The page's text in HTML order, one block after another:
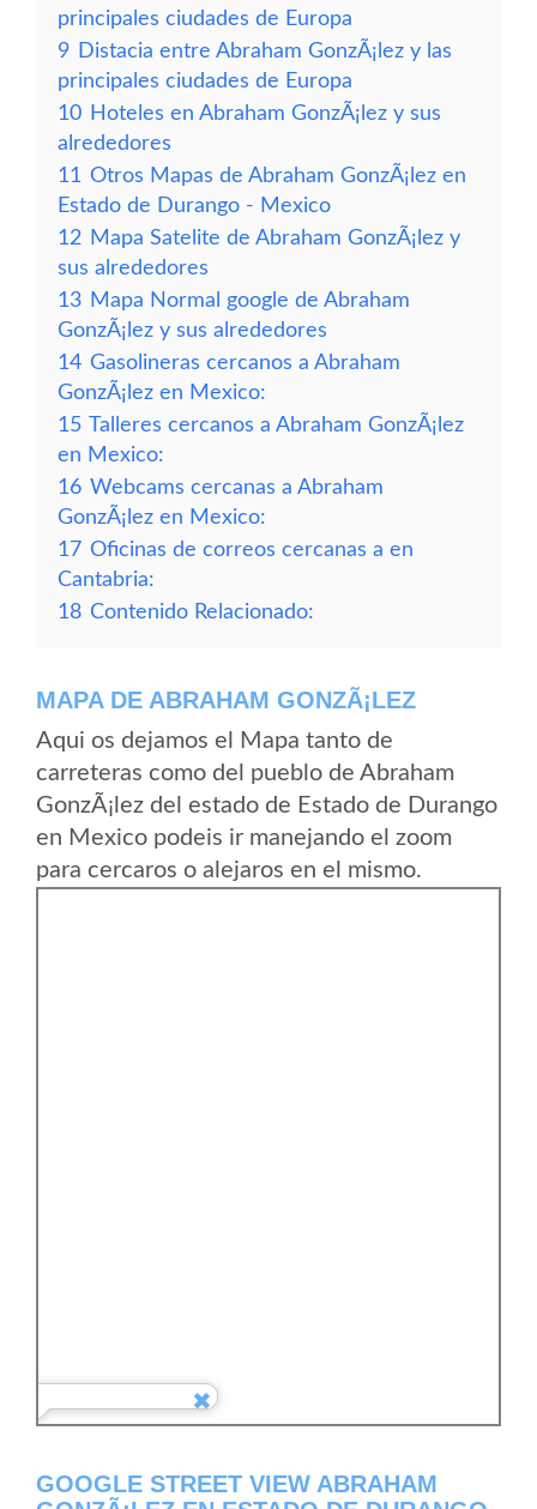
principales ciudades de Europa
9 Distacia entre Abraham GonzÃ¡lez y las
principales ciudades de Europa
10 Hoteles en Abraham GonzÃ¡lez y sus
alrededores
11 Otros Mapas de Abraham GonzÃ¡lez en
Estado de Durango - Mexico
12 Mapa Satelite de Abraham GonzÃ¡lez y
sus alrededores
13 Mapa Normal google de Abraham
GonzÃ¡lez y sus alrededores
14 Gasolineras cercanos a Abraham
GonzÃ¡lez en Mexico:
15 Talleres cercanos a Abraham GonzÃ¡lez
en Mexico:
16 Webcams cercanas a Abraham
GonzÃ¡lez en Mexico:
17 Oficinas de correos cercanas a en
Cantabria:
18 Contenido Relacionado:
MAPA DE ABRAHAM GONZÃ¡LEZ
Aqui os dejamos el Mapa tanto de
carreteras como del pueblo de Abraham
GonzÃ¡lez del estado de Estado de Durango
en Mexico podeis ir manejando el zoom
para cercaros o alejaros en el mismo.
GOOGLE STREET VIEW ABRAHAM